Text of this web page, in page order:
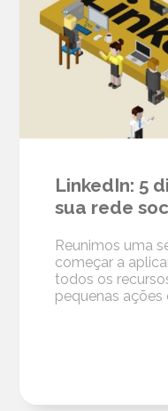
LinkedIn: 5
sua rede
Reunimos uma
começar a
todos os
pequenas ações